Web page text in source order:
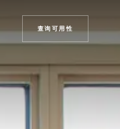
查询可用性